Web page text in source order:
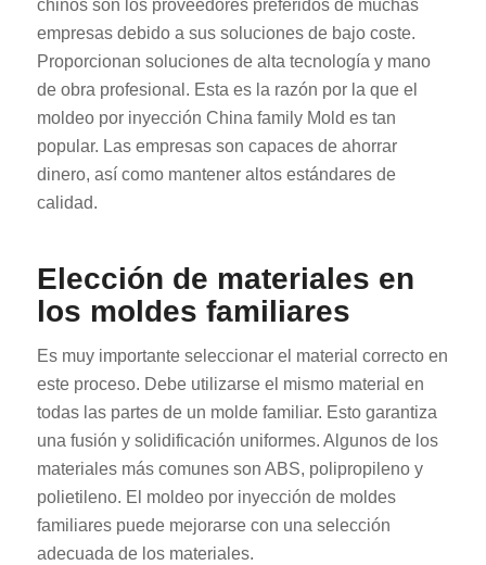
chinos son los proveedores preferidos de muchas
empresas debido a sus soluciones de bajo coste.
Proporcionan soluciones de alta tecnología y mano
de obra profesional. Esta es la razón por la que el
moldeo por inyección China family Mold es tan
popular. Las empresas son capaces de ahorrar
dinero, así como mantener altos estándares de
calidad.
Elección de materiales en
los moldes familiares
Es muy importante seleccionar el material correcto en
este proceso. Debe utilizarse el mismo material en
todas las partes de un molde familiar. Esto garantiza
una fusión y solidificación uniformes. Algunos de los
materiales más comunes son ABS, polipropileno y
polietileno. El moldeo por inyección de moldes
familiares puede mejorarse con una selección
adecuada de los materiales.